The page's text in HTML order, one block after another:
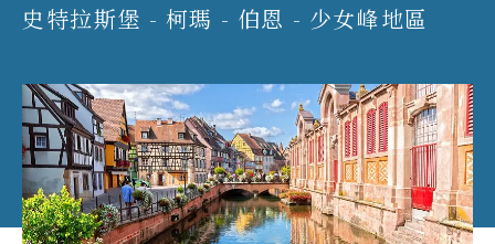
史特拉斯堡 - 柯瑪 - 伯恩 - 少女峰地區